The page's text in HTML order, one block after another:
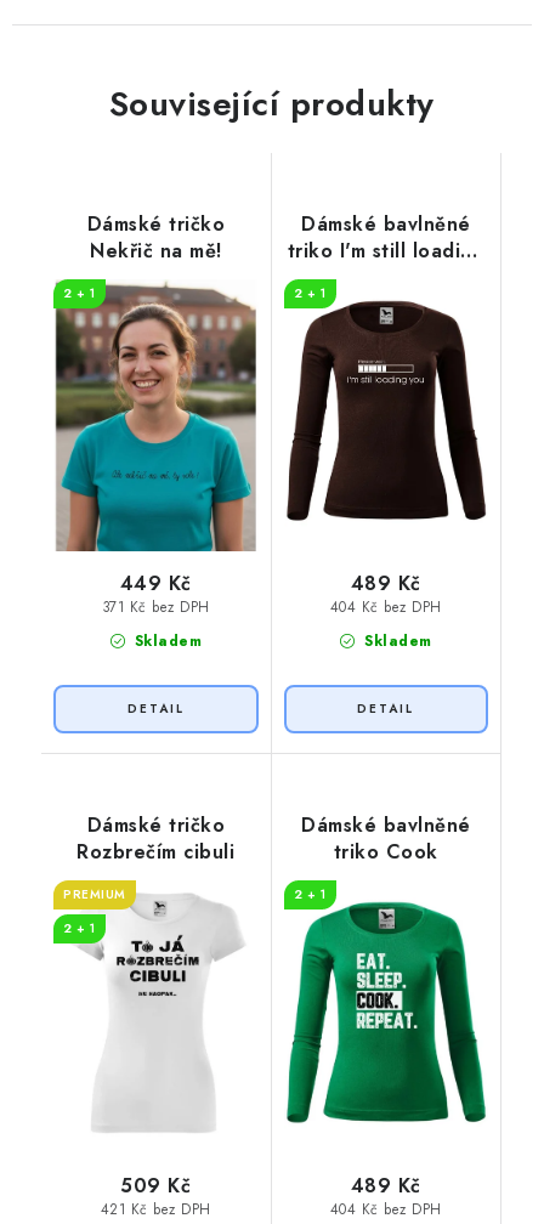
Související produkty
Dámské tričko
Nekřič na mě!
2 + 1
Skladem
371 Kč bez DPH
449 Kč
Dámské bavlněné
triko I'm still loading
2 + 1
Skladem
404 Kč bez DPH
489 Kč
Dámské tričko
Rozbrečím cibuli
PREMIUM
2 + 1
421 Kč bez DPH
509 Kč
Dámské bavlněné
triko Cook
2 + 1
404 Kč bez DPH
489 Kč